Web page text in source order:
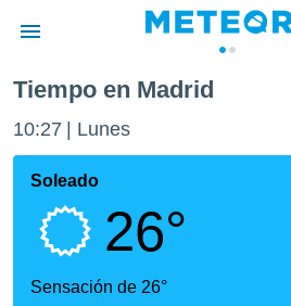
de
ha
calidad.
a este
Tiempo en Madrid
10:27 Lunes
Soleado
26°
Sensación de 26°